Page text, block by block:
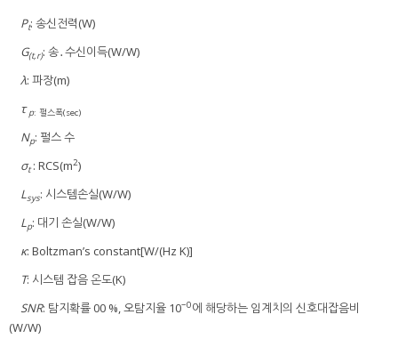
Pt: 송신전력(W)
G(t,r): 송․수신이득(W/W)
λ: 파장(m)
τ p: 펄스폭(sec)
Np: 펄스 수
σt: RCS(m2)
Lsys: 시스템손실(W/W)
Lp: 대기 손실(W/W)
κ: Boltzman’s constant[W/(Hz K)]
T: 시스템 잡음 온도(K)
SNR: 탐지확률 00 %, 오탐지율 10−0에 해당하는 임계치의 신호대잡음비
(W/W)